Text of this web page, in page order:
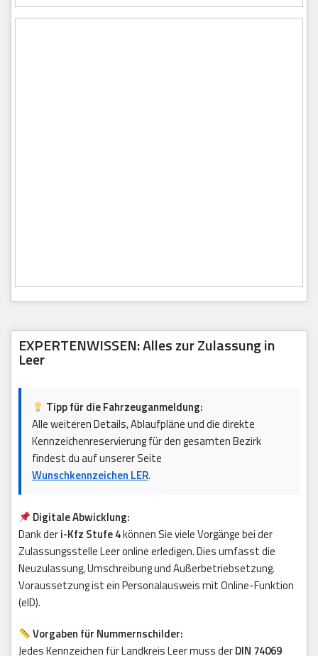
EXPERTENWISSEN: Alles zur Zulassung in
Leer
Tipp für die Fahrzeuganmeldung:
Alle weiteren Details, Ablaufpläne und die direkte
Kennzeichenreservierung für den gesamten Bezirk
findest du auf unserer Seite
Wunschkennzeichen LER.
Digitale Abwicklung:
Dank deri-Kfz Stufe 4können Sie viele Vorgänge bei der
Zulassungsstelle Leer online erledigen. Dies umfasst die
Neuzulassung, Umschreibung und Außerbetriebsetzung.
Voraussetzung ist ein Personalausweis mit Online-Funktion
(eID).
Vorgaben für Nummernschilder:
Jedes Kennzeichen für Landkreis Leer muss derDIN 74069